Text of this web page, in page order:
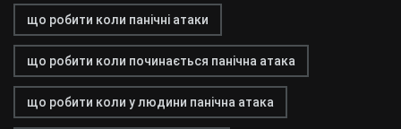
що робити коли панічні атаки
що робити коли починається панічна атака
що робити коли у людини панічна атака